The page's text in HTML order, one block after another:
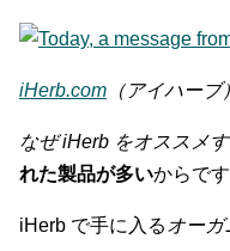
iHerb.com （アイハー
なぜ iHerb をオススメ
れた製品が多いからで
iHerb で手に入るオーガ